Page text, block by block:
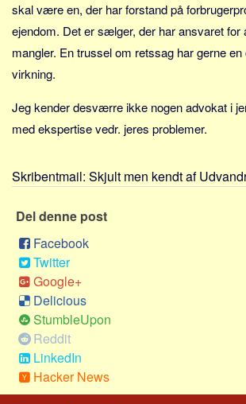
Tyrkiet
Spanien
Frankrig
Norge
Thailand
Grækenland
USA
Alle
Nøgleord
Bolig
Job
Virksomhed
Investering
Pension og opsparing
skal være en, der har forstand på
ejendom. Det er sælger, der har ansvaret for
mangler. En trussel om retssag har gerne en
virkning.
Jeg kender desværre ikke nogen advokat i
med ekspertise vedr. jeres problemer.
Skribentmail: Skjult men kendt af
Del denne post
Facebook
Twitter
Google+
Delicious
StumbleUpon
Reddit
LinkedIn
Hacker News